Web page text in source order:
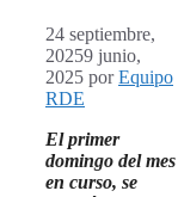
24 septiembre,
20259 junio,
2025 porEquipo
RDE
El primer
domingo del mes
en curso, se